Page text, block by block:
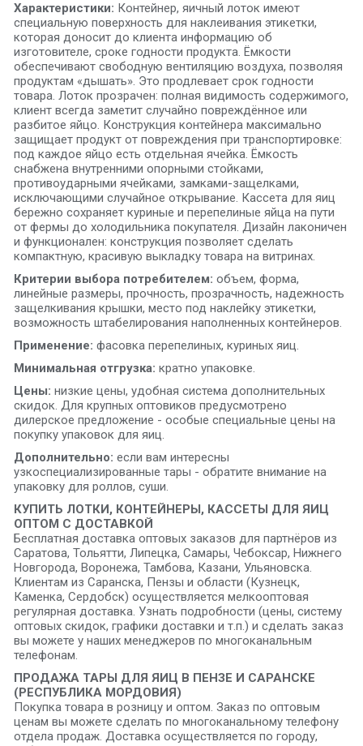
Характеристики: Контейнер, яичный лоток имеют
специальную поверхность для наклеивания этикетки,
которая доносит до клиента информацию об
изготовителе, сроке годности продукта. Ёмкости
обеспечивают свободную вентиляцию воздуха, позволяя
продуктам «дышать». Это продлевает срок годности
товара. Лоток прозрачен: полная видимость содержимого,
клиент всегда заметит случайно повреждённое или
разбитое яйцо. Конструкция контейнера максимально
защищает продукт от повреждения при транспортировке:
под каждое яйцо есть отдельная ячейка. Ёмкость
снабжена внутренними опорными стойками,
противоударными ячейками, замками-защелками,
исключающими случайное открывание. Кассета для яиц
бережно сохраняет куриные и перепелиные яйца на пути
от фермы до холодильника покупателя. Дизайн лаконичен
и функционален: конструкция позволяет сделать
компактную, красивую выкладку товара на витринах.
Критерии выбора потребителем: объем, форма,
линейные размеры, прочность, прозрачность, надежность
защелкивания крышки, место под наклейку этикетки,
возможность штабелирования наполненных контейнеров.
Применение: фасовка перепелиных, куриных яиц.
Минимальная отгрузка: кратно упаковке.
Цены: низкие цены, удобная система дополнительных
скидок. Для крупных оптовиков предусмотрено
дилерское предложение - особые специальные цены на
покупку упаковок для яиц.
Дополнительно: если вам интересны
узкоспециализированные тары - обратите внимание на
упаковку для роллов, суши.
КУПИТЬ ЛОТКИ, КОНТЕЙНЕРЫ, КАССЕТЫ ДЛЯ ЯИЦ
ОПТОМ С ДОСТАВКОЙ
Бесплатная доставка оптовых заказов для партнёров из
Саратова, Тольятти, Липецка, Самары, Чебоксар, Нижнего
Новгорода, Воронежа, Тамбова, Казани, Ульяновска.
Клиентам из Саранска, Пензы и области (Кузнецк,
Каменка, Сердобск) осуществляется мелкооптовая
регулярная доставка. Узнать подробности (цены, систему
оптовых скидок, графики доставки и т.п.) и сделать заказ
вы можете у наших менеджеров по многоканальным
телефонам.
ПРОДАЖА ТАРЫ ДЛЯ ЯИЦ В ПЕНЗЕ И САРАНСКЕ
(РЕСПУБЛИКА МОРДОВИЯ)
Покупка товара в розницу и оптом. Заказ по оптовым
ценам вы можете сделать по многоканальному телефону
отдела продаж. Доставка осуществляется по городу,